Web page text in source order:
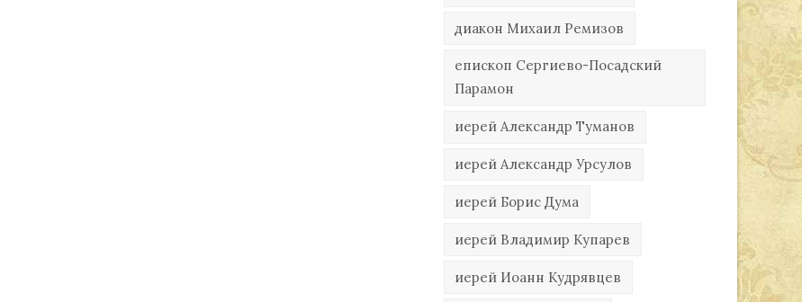
диакон Михаил Ремизов
епископ Сергиево-Посадский
Парамон
иерей Александр Туманов
иерей Александр Урсулов
иерей Борис Дума
иерей Владимир Купарев
иерей Иоанн Кудрявцев